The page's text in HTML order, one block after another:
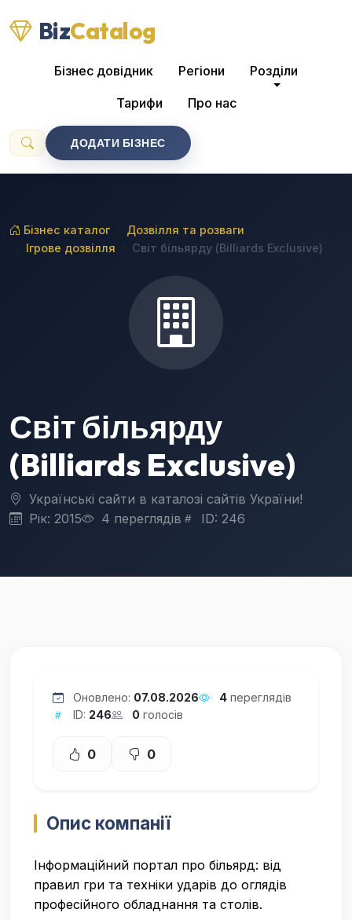
BizCatalog
Бізнес довідник Регіони Розділи
Тарифи Про нас
ДОДАТИ БІЗНЕС
Бізнес каталог
Дозвілля та розваги
Ігрове дозвілля
Світ більярду (Billiards Exclusive)
Світ більярду
(Billiards Exclusive)
Українські сайти в каталозі сайтів України!
Рік: 2015
4 переглядів ID: 246
Оновлено: 07.08.2026 4 переглядів
ID: 246 0 голосів
0 0
Опис компанії
Інформаційний портал про більярд: від
правил гри та техніки ударів до оглядів
професійного обладнання та столів.